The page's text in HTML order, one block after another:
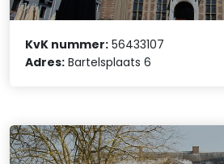
KvK nummer: 56433107
Adres: Bartelsplaats 6